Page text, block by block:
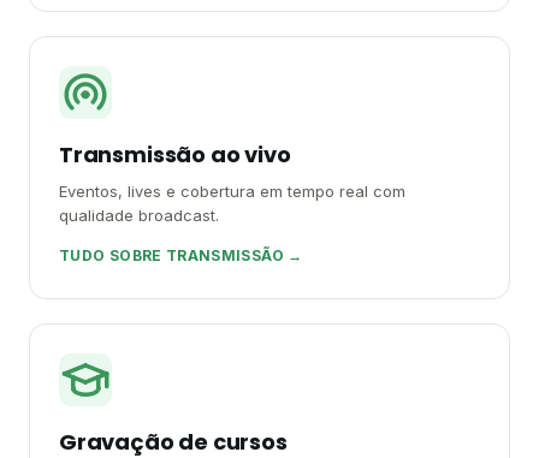
Transmissão ao vivo
Eventos, lives e cobertura em tempo real com
qualidade broadcast.
TUDO SOBRE TRANSMISSÃO →
Gravação de cursos